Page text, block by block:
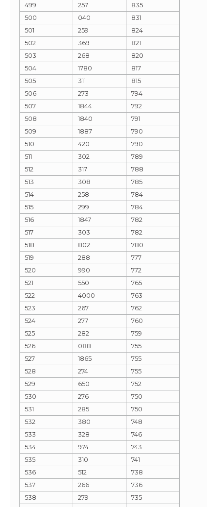
499
257
835
500
040
831
501
259
824
502
369
821
503
268
820
504
1780
817
505
311
815
506
273
794
507
1844
792
508
1840
791
509
1887
790
510
420
790
511
302
789
512
317
788
513
308
785
514
258
784
515
299
784
516
1847
782
517
303
782
518
802
780
519
288
777
520
990
772
521
550
765
522
4000
763
523
267
762
524
277
760
525
282
759
526
088
755
527
1865
755
528
274
755
529
650
752
530
276
750
531
285
750
532
380
748
533
328
746
534
974
743
535
310
741
536
512
738
537
266
736
538
279
735